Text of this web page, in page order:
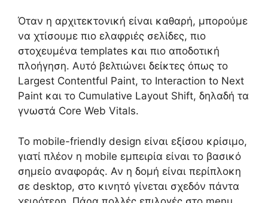
Όταν η αρχιτεκτονική είναι καθαρή, μπορούμε
να χτίσουμε πιο ελαφριές σελίδες, πιο
στοχευμένα templates και πιο αποδοτική
πλοήγηση. Αυτό βελτιώνει δείκτες όπως το
Largest Contentful Paint, το Interaction to Next
Paint και το Cumulative Layout Shift, δηλαδή τα
γνωστά Core Web Vitals.
Το mobile-friendly design είναι εξίσου κρίσιμο,
γιατί πλέον η mobile εμπειρία είναι το βασικό
σημείο αναφοράς. Αν η δομή είναι περίπλοκη
σε desktop, στο κινητό γίνεται σχεδόν πάντα